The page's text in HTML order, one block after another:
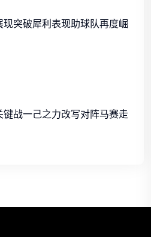
突破犀利表现助球队再度崛
战一己之力改写对阵马赛走